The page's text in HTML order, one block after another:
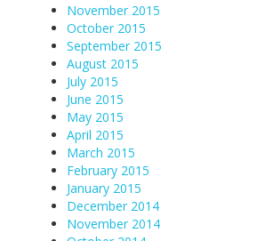
November 2015
October 2015
September 2015
August 2015
July 2015
June 2015
May 2015
April 2015
March 2015
February 2015
January 2015
December 2014
November 2014